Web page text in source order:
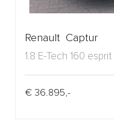
Renault Captur
1.8 E-Tech 160
€ 36.895,-